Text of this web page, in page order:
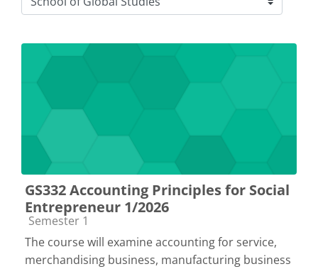
Course categories
GS332 Accounting Principles for Social
Entrepreneur 1/2026
Course category
Semester 1
The course will examine accounting for service,
merchandising business, manufacturing business